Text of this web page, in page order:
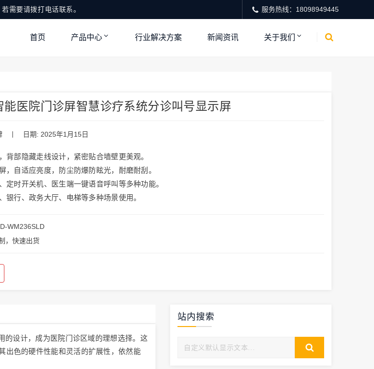
需要请拨打电话联系。 服务热线：18098949445
首页 产品中心 行业解决方案 新闻资讯 关于我们
能医院门诊屏智慧诊疗系统分诊叫号显示屏
| 日期: 2025年1月15日
背部隐藏走线设计，紧密贴合墙壁更美观。
，自适应亮度，防尘防爆防眩光，耐磨耐刮。
定时开关机、医生端一键语音呼叫等多种功能。
银行、政务大厅、电梯等多种场景使用。
WM236SLD
，快速出货
的设计，成为医院门诊区域的理想选择。这
出色的硬件性能和灵活的扩展性，依然能
站内搜索